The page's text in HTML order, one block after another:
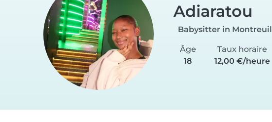
Adiaratou
Babysitter in Montreuil
Âge
18
Taux horaire
12,00 €/heure